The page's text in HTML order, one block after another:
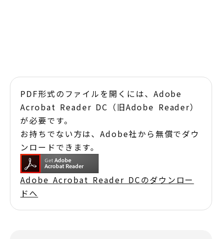
PDF形式のファイルを開くには、Adobe
Acrobat Reader DC（旧Adobe Reader）
が必要です。
お持ちでない方は、Adobe社から無償でダウ
ンロードできます。
Adobe Acrobat Reader DCのダウンロー
ドへ